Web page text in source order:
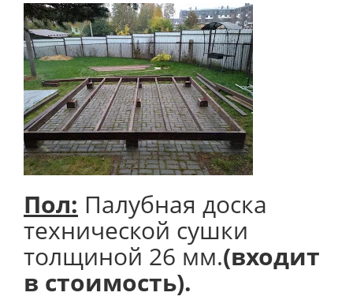
Пол: Палубная доска
технической сушки
толщиной 26 мм.(входит
в стоимость).